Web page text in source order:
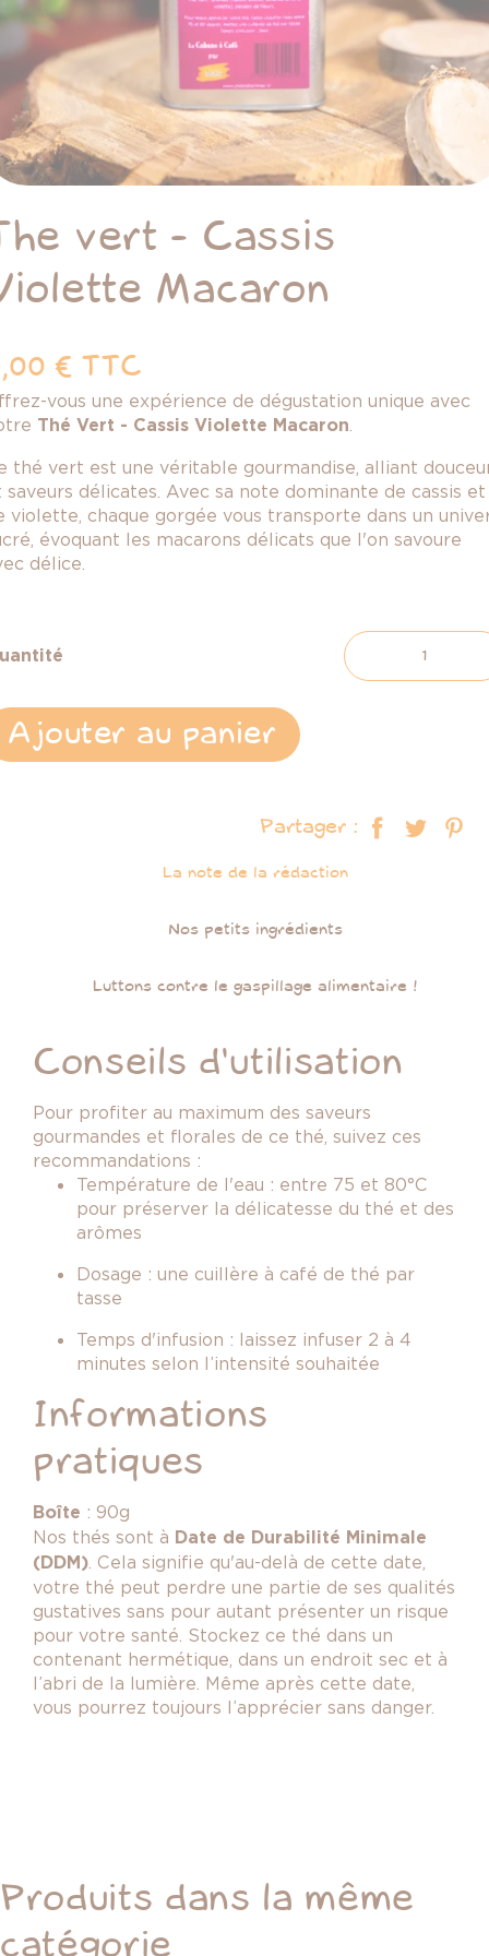
vert - Cassis
Macaron
€ TTC
vous une expérience de dégustation unique avec
Thé Vert - Cassis Violette Macaron
thé vert est une véritable gourmandise, alliant
saveurs délicates. Avec sa note dominante de cassis et
violette, chaque gorgée vous transporte dans un
évoquant les macarons délicats que l'on savoure
délice.
Ajouter au panier
La note de la rédaction
Nos petits ingrédients
Luttons contre le gaspillage alimentaire !
Conseils d'utilisation
Pour profiter au maximum des saveurs
gourmandes et florales de ce thé, suivez ces
recommandations :
Température de l'eau : entre 75 et 80°C
pour préserver la délicatesse du thé et des
arômes
Dosage : une cuillère à café de thé par
tasse
Temps d'infusion : laissez infuser 2 à 4
minutes selon l’intensité souhaitée
Informations
pratiques
Boîte : 90g
Nos thés sont à Date de Durabilité Minimale
(DDM) . Cela signifie qu'au-delà de cette date,
votre thé peut perdre une partie de ses qualités
gustatives sans pour autant présenter un risque
pour votre santé. Stockez ce thé dans un
contenant hermétique, dans un endroit sec et à
l’abri de la lumière. Même après cette date,
vous pourrez toujours l’apprécier sans danger.
Partager :
Produits dans la même
catégorie